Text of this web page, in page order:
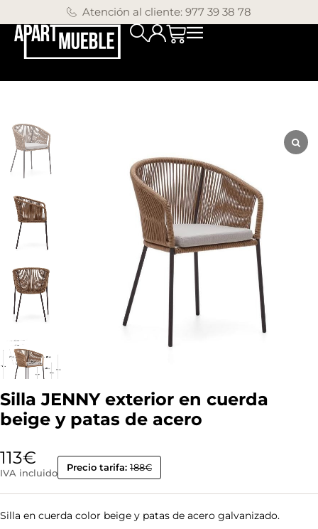
Atención al cliente: 977 39 38 78
Silla JENNY exterior en cuerda
beige y patas de acero
113€
IVA incluido Precio tarifa: 188€
Silla en cuerda color beige y patas de acero galvanizado.